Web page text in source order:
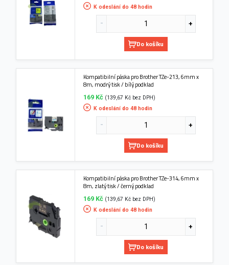
K odeslání do 48 hodin
Do košíku
Kompatibilní páska pro Brother TZe-213, 6mm x
8m, modrý tisk / bílý podklad
169 Kč (139,67 Kč bez DPH)
K odeslání do 48 hodin
Do košíku
Kompatibilní páska pro Brother TZe-314, 6mm x
8m, zlatý tisk / černý podklad
169 Kč (139,67 Kč bez DPH)
K odeslání do 48 hodin
Do košíku